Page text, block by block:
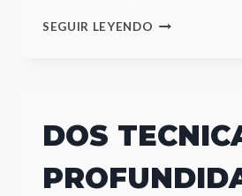
SEGUIR LEYENDO MEZCLA
DOS